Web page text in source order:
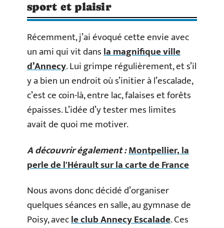
sport et plaisir
Récemment, j’ai évoqué cette envie avec
un ami qui vit dansla magnifique ville
d’Annecy. Lui grimpe régulièrement, et s’il
y a bien un endroit où s’initier à l’escalade,
c’est ce coin-là, entre lac, falaises et forêts
épaisses. L’idée d’y tester mes limites
avait de quoi me motiver.
A découvrir également :Montpellier, la
perle de l'Hérault sur la carte de France
Nous avons donc décidé d’organiser
quelques séances en salle, au gymnase de
Poisy, avecle club Annecy Escalade. Ces